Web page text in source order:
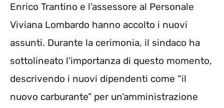
Enrico Trantino e l’assessore al Personale
Viviana Lombardo hanno accolto i nuovi
assunti. Durante la cerimonia, il sindaco ha
sottolineato l’importanza di questo momento,
descrivendo i nuovi dipendenti come “il
nuovo carburante” per un’amministrazione